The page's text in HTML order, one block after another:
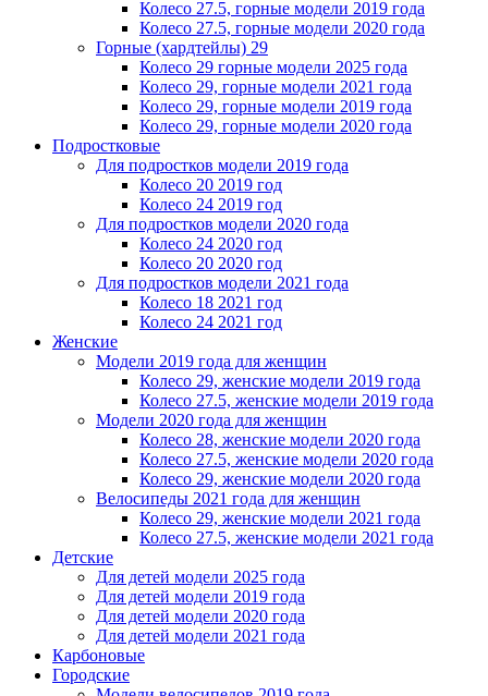
Колесо 27.5, горные модели 2019 года
Колесо 27.5, горные модели 2020 года
Горные (хардтейлы) 29
Колесо 29 горные модели 2025 года
Колесо 29, горные модели 2021 года
Колесо 29, горные модели 2019 года
Колесо 29, горные модели 2020 года
Подростковые
Для подростков модели 2019 года
Колесо 20 2019 год
Колесо 24 2019 год
Для подростков модели 2020 года
Колесо 24 2020 год
Колесо 20 2020 год
Для подростков модели 2021 года
Колесо 18 2021 год
Колесо 24 2021 год
Женскиe
Модели 2019 года для женщин
Колесо 29, женские модели 2019 года
Колесо 27.5, женские модели 2019 года
Модели 2020 года для женщин
Колесо 28, женские модели 2020 года
Колесо 27.5, женские модели 2020 года
Колесо 29, женские модели 2020 года
Велосипеды 2021 года для женщин
Колесо 29, женские модели 2021 года
Колесо 27.5, женские модели 2021 года
Детские
Для детей модели 2025 года
Для детей модели 2019 года
Для детей модели 2020 года
Для детей модели 2021 года
Карбоновые
Городские